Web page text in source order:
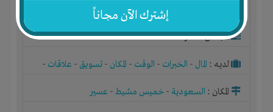
إشترك الآن مجاناً
الجنس : ذكر
لديـه : المال - الخبرات - الوقت - المكان - تسويق - علاقات -
المكان : السعودية - خميس مشيط- عسير